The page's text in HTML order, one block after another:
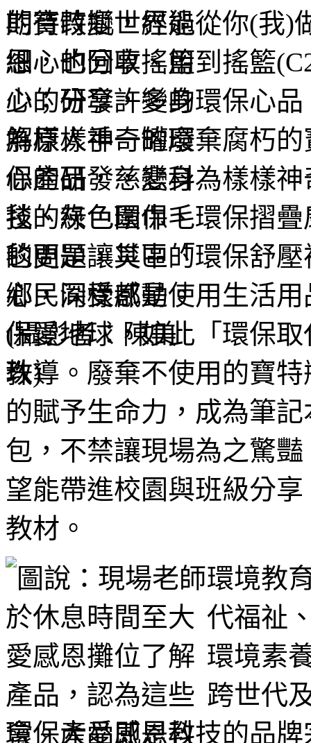
期待改變世界能從你(我)
恩，也分享搖籃到搖籃
少；分享許多的環保心
解原人手一罐廢棄腐朽
心的研發，變身為樣樣
毯、綠色圍巾、環保摺
的問題，其中「環保舒
心，同樣都是使用生活
保愛地球，如此「環保
教導。廢棄不使用的寶
的賦予生命力，成為筆
包，不禁讓現場為之驚
望能帶進校園與班級分
教材。
環境教
代福祉
環境素
跨世代
會。大愛感恩科技的品